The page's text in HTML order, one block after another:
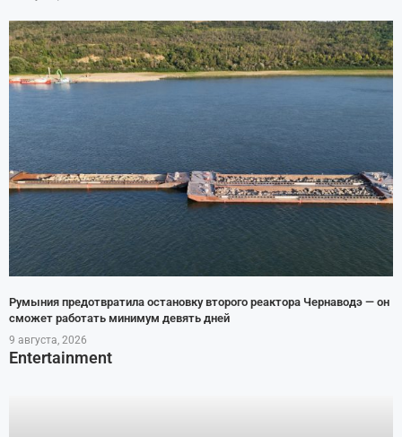
Румыния предотвратила остановку второго реактора Чернаводэ — он
сможет работать минимум девять дней
9 августа, 2026
Entertainment